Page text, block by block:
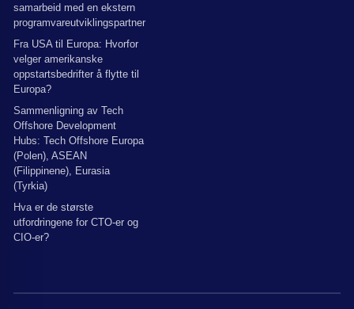
samarbeid med en ekstern
programvareutviklingspartner
Fra USA til Europa: Hvorfor
velger amerikanske
oppstartsbedrifter å flytte til
Europa?
Sammenligning av Tech
Offshore Development
Hubs: Tech Offshore Europa
(Polen), ASEAN
(Filippinene), Eurasia
(Tyrkia)
Hva er de største
utfordringene for CTO-er og
CIO-er?